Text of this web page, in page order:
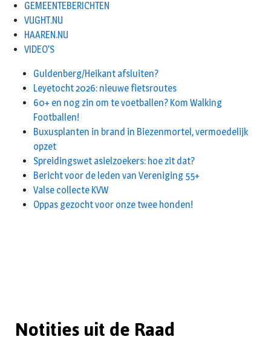
GEMEENTEBERICHTEN
VUGHT.NU
HAAREN.NU
VIDEO’S
Guldenberg/Heikant afsluiten?
Leyetocht 2026: nieuwe fietsroutes
60+ en nog zin om te voetballen? Kom Walking
Footballen!
Buxusplanten in brand in Biezenmortel, vermoedelijk
opzet
Spreidingswet asielzoekers: hoe zit dat?
Bericht voor de leden van Vereniging 55+
Valse collecte KVW
Oppas gezocht voor onze twee honden!
Notities uit de Raad